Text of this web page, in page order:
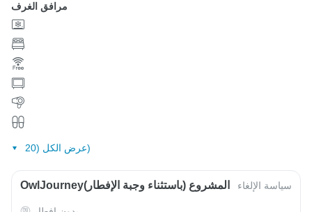
مرافق الغرف
عرض الكل (20)
OwlJourneyالمشروع (باستثناء وجبة الإفطار) سياسة الإلغاء